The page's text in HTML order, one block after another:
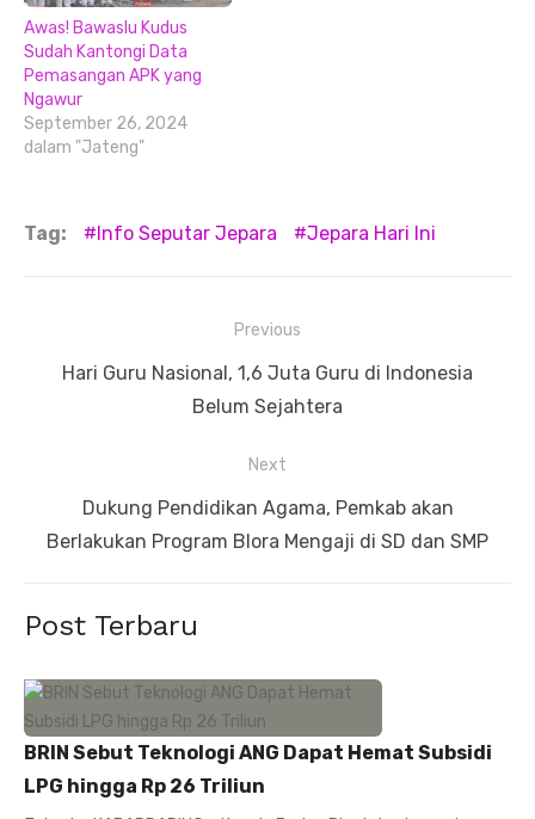
Awas! Bawaslu Kudus
Sudah Kantongi Data
Pemasangan APK yang
Ngawur
September 26, 2024
dalam "Jateng"
Tag: Info Seputar Jepara Jepara Hari Ini
pos
Previous
Previous
Hari Guru Nasional, 1,6 Juta Guru di Indonesia
Belum Sejahtera
Next
post:
Dukung Pendidikan Agama, Pemkab akan
Berlakukan Program Blora Mengaji di SD dan SMP
Post Terbaru
BRIN Sebut Teknologi ANG Dapat Hemat Subsidi
LPG hingga Rp 26 Triliun